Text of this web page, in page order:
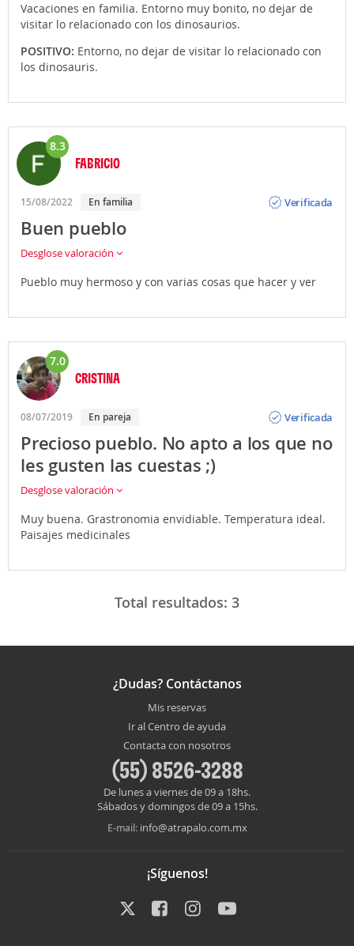
Vacaciones en familia. Entorno muy bonito, no dejar de
visitar lo relacionado con los dinosaurios.
POSITIVO: Entorno, no dejar de visitar lo relacionado con
los dinosauris.
8.3
FABRICIO
15/08/2022 En familia
Verificada
Buen pueblo
Desglose valoración
Pueblo muy hermoso y con varias cosas que hacer y ver
7.0
CRISTINA
08/07/2019 En pareja
Verificada
Precioso pueblo. No apto a los que no
les gusten las cuestas ;)
Desglose valoración
Muy buena. Grastronomia envidiable. Temperatura ideal.
Paisajes medicinales
Total resultados: 3
¿Dudas? Contáctanos
Mis reservas
Ir al Centro de ayuda
Contacta con nosotros
(55) 8526-3288
De lunes a viernes de 09 a 18hs.
Sábados y domingos de 09 a 15hs.
E-mail: info@atrapalo.com.mx
¡Síguenos!